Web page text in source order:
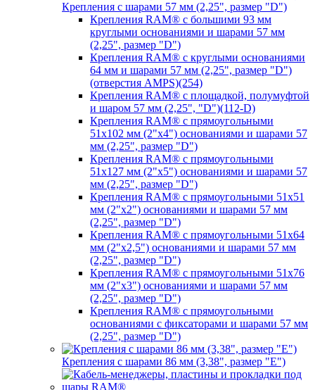
Крепления с шарами 57 мм (2,25", размер "D")
Крепления RAM® с большими 93 мм
круглыми основаниями и шарами 57 мм
(2,25", размер "D")
Крепления RAM® с круглыми основаниями
64 мм и шарами 57 мм (2,25", размер "D")
(отверстия AMPS)(254)
Крепления RAM® с площадкой, полумуфтой
и шаром 57 мм (2,25", "D")(112-D)
Крепления RAM® с прямоугольными
51х102 мм (2"х4") основаниями и шарами 57
мм (2,25", размер "D")
Крепления RAM® с прямоугольными
51х127 мм (2"х5") основаниями и шарами 57
мм (2,25", размер "D")
Крепления RAM® с прямоугольными 51х51
мм (2"х2") основаниями и шарами 57 мм
(2,25", размер "D")
Крепления RAM® с прямоугольными 51х64
мм (2"х2,5") основаниями и шарами 57 мм
(2,25", размер "D")
Крепления RAM® с прямоугольными 51х76
мм (2"х3") основаниями и шарами 57 мм
(2,25", размер "D")
Крепления RAM® с прямоугольными
основаниями с фиксаторами и шарами 57 мм
(2,25", размер "D")
Крепления с шарами 86 мм (3,38", размер "E")